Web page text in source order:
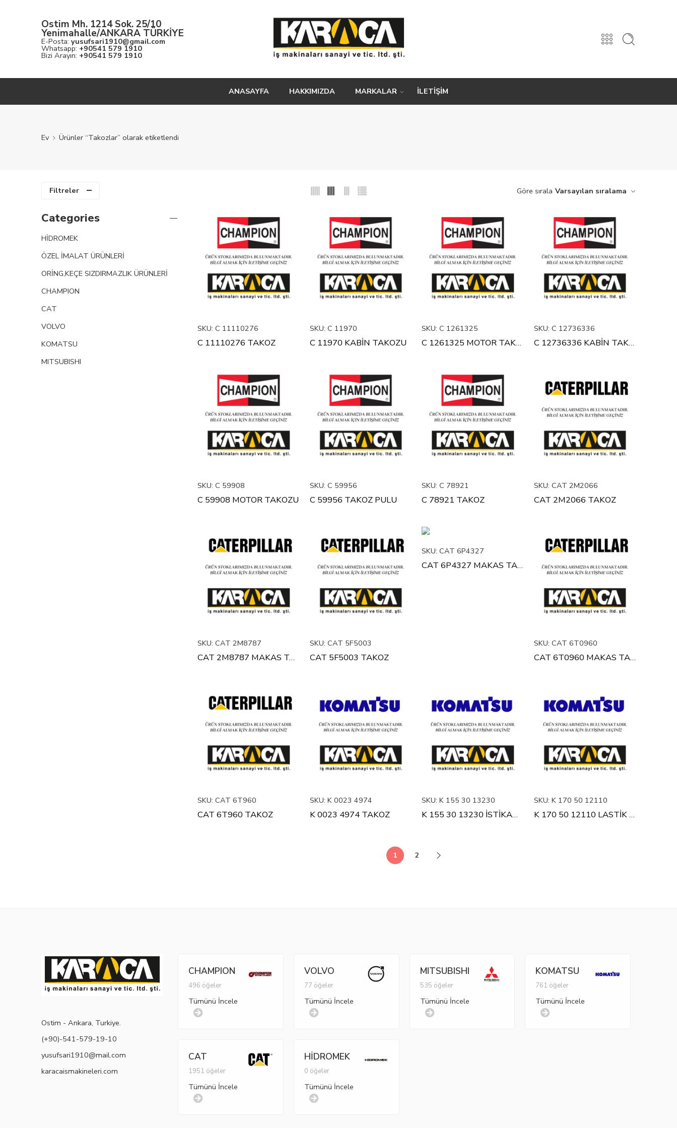
Ostim Mh. 1214 Sok. 25/10
Yenimahalle/ANKARA TÜRKİYE
E-Posta: yusufsari1910@gmail.com
Whatsapp: +90541 579 1910
Bizi Arayın: +90541 579 1910
ANASAYFA HAKKIMIZDA MARKALAR İLETİŞİM
Ev Ürünler “Takozlar” olarak etiketlendi
Filtreler Göre sırala Varsayılan sıralama
SKU: C 11110276
C 11110276 TAKOZ
SKU: C 11970
C 11970 KABİN TAKOZU
SKU: C 1261325
C 1261325 MOTOR TAKOZU
SKU: C 12736336
C 12736336 KABİN TAKOZU
SKU: C 59908
C 59908 MOTOR TAKOZU
SKU: C 59956
C 59956 TAKOZ PULU
SKU: C 78921
C 78921 TAKOZ
SKU: CAT 2M2066
CAT 2M2066 TAKOZ
SKU: CAT 2M8787
CAT 2M8787 MAKAS TAKOZU
SKU: CAT 5F5003
CAT 5F5003 TAKOZ
SKU: CAT 6P4327
CAT 6P4327 MAKAS TAKOZU
SKU: CAT 6T0960
CAT 6T0960 MAKAS TAKOZU
SKU: CAT 6T960
CAT 6T960 TAKOZ
SKU: K 0023 4974
K 0023 4974 TAKOZ
SKU: K 155 30 13230
K 155 30 13230 İSTİKAMET TAKOZU
SKU: K 170 50 12110
K 170 50 12110 LASTİK TAKOZ
1 2
Categories
HİDROMEK
ÖZEL İMALAT ÜRÜNLERİ
ORİNG,KEÇE SIZDIRMAZLIK ÜRÜNLERİ
CHAMPION
CAT
VOLVO
KOMATSU
MITSUBISHI
Ostim - Ankara, Turkiye.
(+90)-541-579-19-10
yusufsari1910@mail.com
karacaismakineleri.com
CHAMPION
496 öğeler
Tümünü İncele
VOLVO
77 öğeler
Tümünü İncele
MITSUBISHI
535 öğeler
Tümünü İncele
KOMATSU
761 öğeler
Tümünü İncele
CAT
1951 öğeler
Tümünü İncele
HİDROMEK
0 öğeler
Tümünü İncele